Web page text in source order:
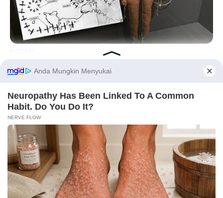
On D-Day
Before You Go